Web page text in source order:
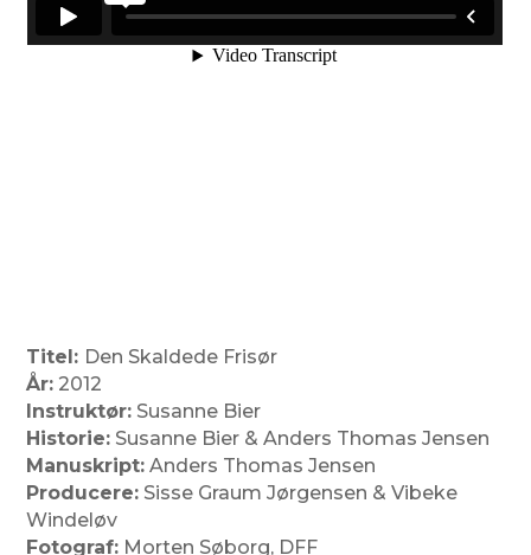
Titel: Den Skaldede Frisør
År: 2012
Instruktør: Susanne Bier
Historie: Susanne Bier & Anders Thomas Jensen
Manuskript: Anders Thomas Jensen
Producere: Sisse Graum Jørgensen & Vibeke
Windeløv
Fotograf: Morten Søborg, DFF